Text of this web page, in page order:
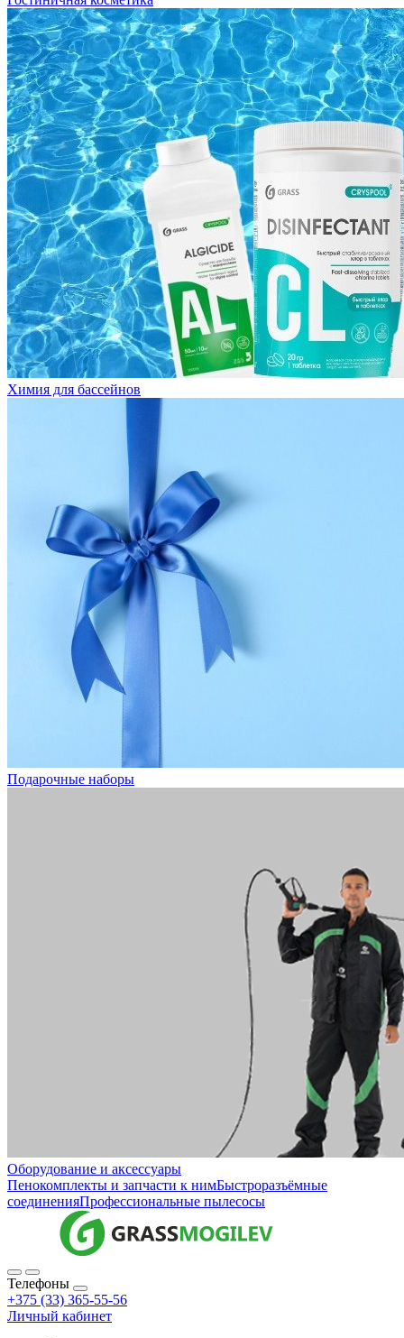
Химия для бассейнов
Подарочные наборы
Оборудование и аксессуары
Пенокомплекты и запчасти к нимБыстроразъёмные
соединенияПрофессиональные пылесосы
Телефоны
+375 (33) 365-55-56
Личный кабинет